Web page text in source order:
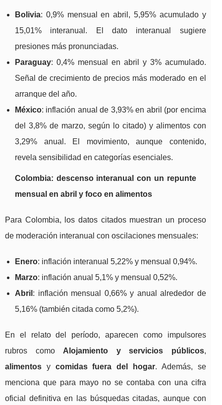
Bolivia: 0,9% mensual en abril, 5,95% acumulado y
15,01% interanual. El dato interanual sugiere
presiones más pronunciadas.
Paraguay: 0,4% mensual en abril y 3% acumulado.
Señal de crecimiento de precios más moderado en el
arranque del año.
México: inflación anual de 3,93% en abril (por encima
del 3,8% de marzo, según lo citado) y alimentos con
3,29% anual. El movimiento, aunque contenido,
revela sensibilidad en categorías esenciales.
Colombia: descenso interanual con un repunte
mensual en abril y foco en alimentos
Para Colombia, los datos citados muestran un proceso
de moderación interanual con oscilaciones mensuales:
Enero: inflación interanual 5,22% y mensual 0,94%.
Marzo: inflación anual 5,1% y mensual 0,52%.
Abril : inflación mensual 0,66% y anual alrededor de
5,16% (también citada como 5,2%).
En el relato del período, aparecen como impulsores
rubros como Alojamiento y servicios públicos,
alimentos y comidas fuera del hogar. Además, se
menciona que para mayo no se contaba con una cifra
oficial definitiva en las búsquedas citadas, aunque con